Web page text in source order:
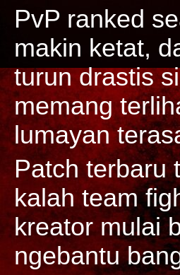
PvP ranked
makin ketat,
turun drastis
memang
lumayan
Patch terbaru
kalah team
kreator mulai
ngebantu